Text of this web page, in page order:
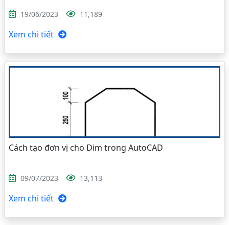
19/06/2023 11,189
Xem chi tiết
Cách tạo đơn vị cho Dim trong AutoCAD
09/07/2023 13,113
Xem chi tiết